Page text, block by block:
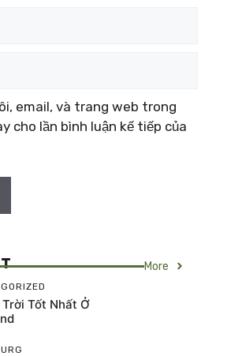
email, và trang web trong
cho lần bình luận kế tiếp của
More
Trời Tốt Nhất Ở